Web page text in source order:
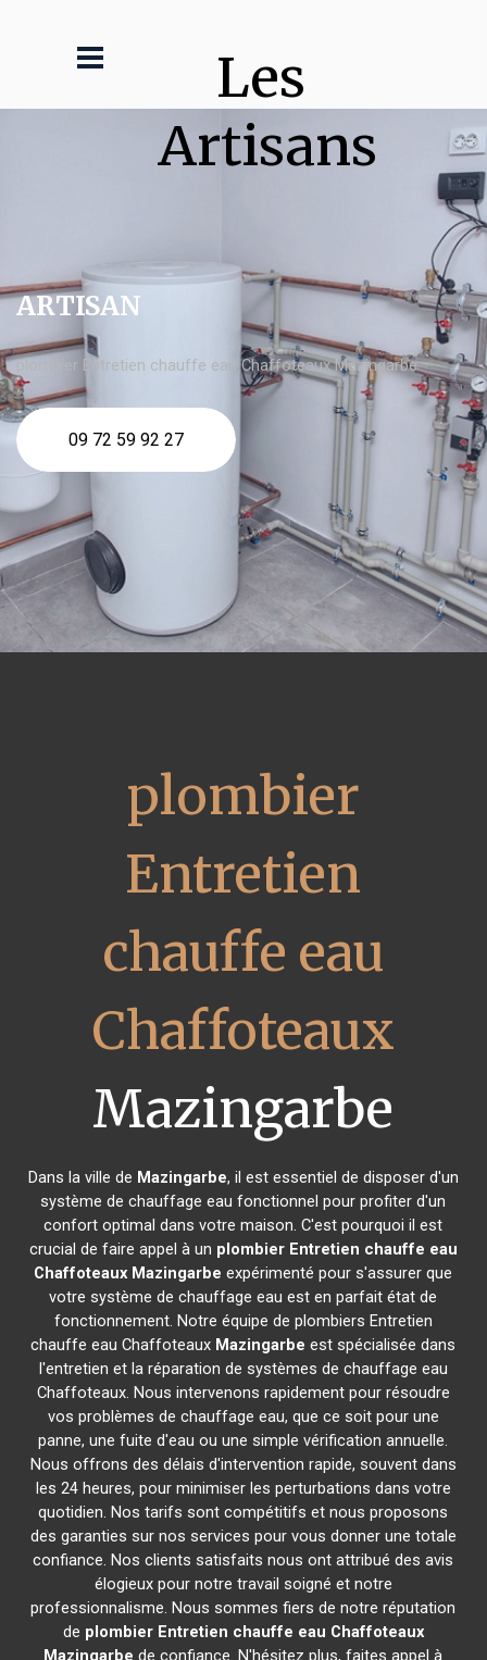
Les
Artisans
ARTISAN
plombier Entretien chauffe eau Chaffoteaux Mazingarbe
09 72 59 92 27
plombier
Entretien
chauffe eau
Chaffoteaux
Mazingarbe
Dans la ville de Mazingarbe, il est essentiel de disposer d'un
système de chauffage eau fonctionnel pour profiter d'un
confort optimal dans votre maison. C'est pourquoi il est
crucial de faire appel à un plombier Entretien chauffe eau
Chaffoteaux Mazingarbe expérimenté pour s'assurer que
votre système de chauffage eau est en parfait état de
fonctionnement. Notre équipe de plombiers Entretien
chauffe eau Chaffoteaux Mazingarbe est spécialisée dans
l'entretien et la réparation de systèmes de chauffage eau
Chaffoteaux. Nous intervenons rapidement pour résoudre
vos problèmes de chauffage eau, que ce soit pour une
panne, une fuite d'eau ou une simple vérification annuelle.
Nous offrons des délais d'intervention rapide, souvent dans
les 24 heures, pour minimiser les perturbations dans votre
quotidien. Nos tarifs sont compétitifs et nous proposons
des garanties sur nos services pour vous donner une totale
confiance. Nos clients satisfaits nous ont attribué des avis
élogieux pour notre travail soigné et notre
professionnalisme. Nous sommes fiers de notre réputation
de plombier Entretien chauffe eau Chaffoteaux
Mazingarbe de confiance. N'hésitez plus, faites appel à